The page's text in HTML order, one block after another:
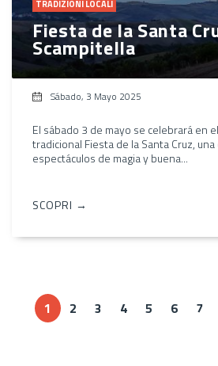
TRADIZIONI LOCALI
Fiesta de la Santa
Scampitella
Sábado, 3 Mayo 2025
El sábado 3 de mayo se celebrará en
tradicional Fiesta de la Santa Cruz,
espectáculos de magia y buena...
SCOPRI →
1 2 3 4 5 6 7